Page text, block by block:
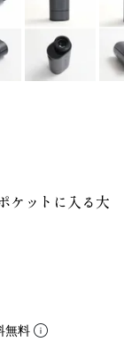
ケットに入る大
無料